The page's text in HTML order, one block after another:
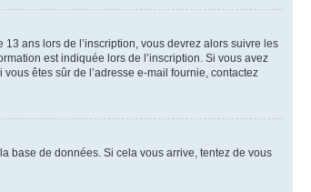
ans lors de l’inscription, vous devrez alors suivre les
est indiquée lors de l’inscription. Si vous avez
êtes sûr de l’adresse e-mail fournie, contactez
base de données. Si cela vous arrive, tentez de vous